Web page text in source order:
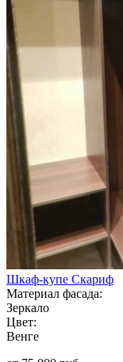
Шкаф-купе Скариф
Материал фасада:
Зеркало
Цвет:
Венге